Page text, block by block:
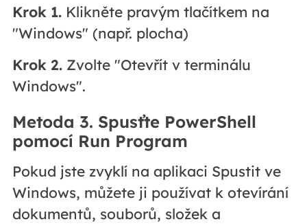
Krok 1.Klikněte pravým tlačítkem na
"Windows" (např. plocha)
Krok 2.Zvolte "Otevřít v terminálu
Windows".
Metoda 3. Spusťte PowerShell
pomocí Run Program
Pokud jste zvyklí na aplikaci Spustit ve
Windows, můžete ji používat k otevírání
dokumentů, souborů, složek a